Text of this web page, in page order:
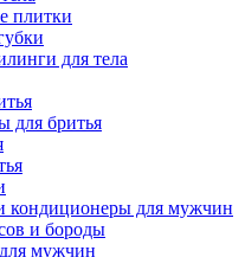
плитки
для тела
для бритья
кондиционеры для мужчин
и бороды
мужчин